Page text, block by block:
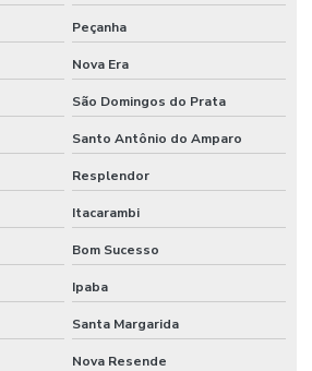
Peçanha
Nova Era
São Domingos do Prata
Santo Antônio do Amparo
Resplendor
Itacarambi
Bom Sucesso
Ipaba
Santa Margarida
Nova Resende